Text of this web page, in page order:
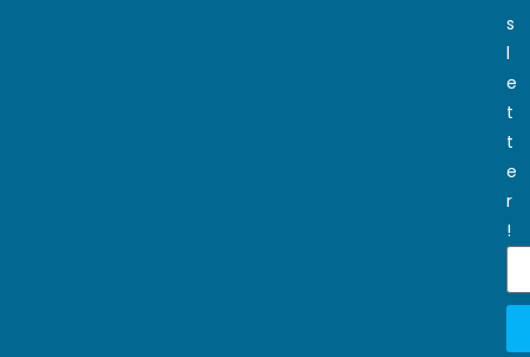
s
l
e
t
t
e
r
!